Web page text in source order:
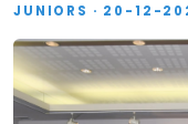
JUNIORS · 20-12-